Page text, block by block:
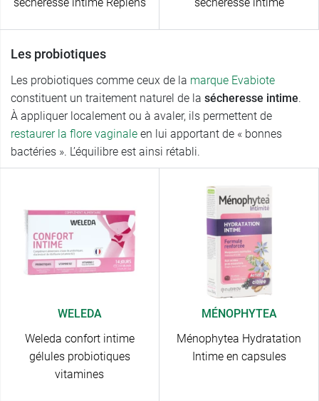
sécheresse intime Replens
sécheresse intime
Les probiotiques
Les probiotiques comme ceux de la marque Evabiote
constituent un traitement naturel de la sécheresse intime.
À appliquer localement ou à avaler, ils permettent de
restaurer la flore vaginale en lui apportant de « bonnes
bactéries ». L’équilibre est ainsi rétabli.
WELEDA
Weleda confort intime
gélules probiotiques
vitamines
MÉNOPHYTEA
Ménophytea Hydratation
Intime en capsules